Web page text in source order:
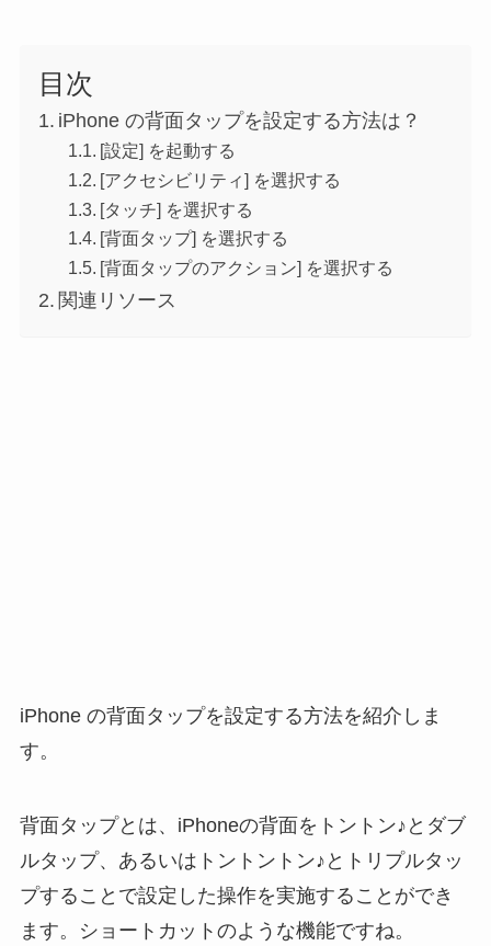
目次
iPhone の背面タップを設定する方法は？
[設定] を起動する
[アクセシビリティ] を選択する
[タッチ] を選択する
[背面タップ] を選択する
[背面タップのアクション] を選択する
関連リソース
iPhone の背面タップを設定する方法を紹介しま
す。
背面タップとは、iPhoneの背面をトントン♪とダブ
ルタップ、あるいはトントントン♪とトリプルタッ
プすることで設定した操作を実施することができ
ます。ショートカットのような機能ですね。